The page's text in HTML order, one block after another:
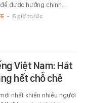
được hưởng chính…
- 6 giờ trước
Việt Nam: Hát
hết chỗ chê
nhất khiến nhiều người